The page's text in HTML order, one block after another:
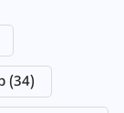
(34)